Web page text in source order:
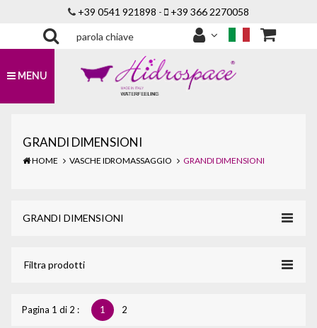
+39 0541 921898 - +39 366 2270058
MENU
GRANDI DIMENSIONI
HOME VASCHE IDROMASSAGGIO GRANDI DIMENSIONI
Toggle
GRANDI DIMENSIONI
Toggle
Filtra prodotti
Pagina 1 di 2 : 1 2